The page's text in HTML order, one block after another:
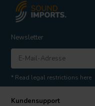
Newsletter
* Read legal restrictions here
Kundensupport